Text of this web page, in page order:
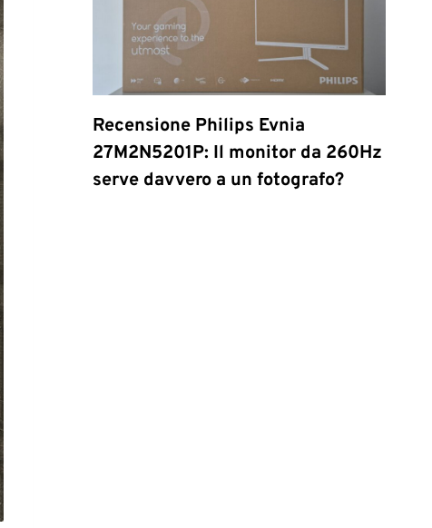
Recensione Philips Evnia
27M2N5201P: Il monitor da 260Hz
serve davvero a un fotografo?